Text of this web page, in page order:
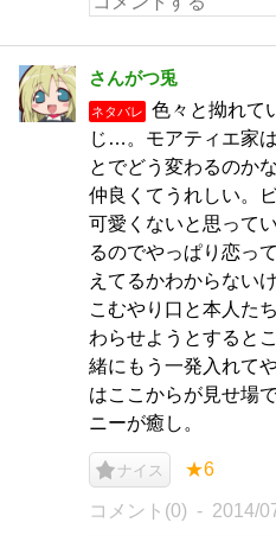
さんがつ兎
ネタバレ
色々と拗れて
じ…。モアティエ家
とでどう変わるのか
仲良くてうれしい。
可愛くないと思って
るのでやっぱり恋っ
えてるかわからない
こむやり口と本人た
わらせようとすると
緒にもう一発入れて
はここからが見せ場
ニーが癒し。
ナイス ★6
コメント(0) 2014/